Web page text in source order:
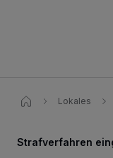
Lokales
Strafverfahren